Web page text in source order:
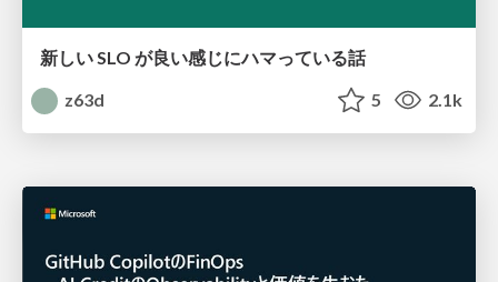
新しい SLO が良い感じにハマっている話
z63d
5 2.1k